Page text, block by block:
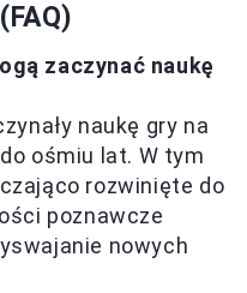
zaczynać naukę
naukę gry na
ośmiu lat. W tym
rozwinięte do
poznawcze
nowych